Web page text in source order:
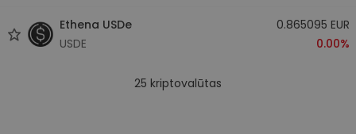
Ethena USDe
USDE
0.865095 EUR
0.00%
25 kriptovalūtas